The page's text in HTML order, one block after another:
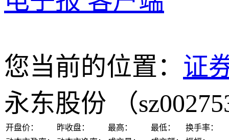
您当前的位置： 证
永东股份
（
开盘价： 昨收盘： 最高： 最低：
换手率：